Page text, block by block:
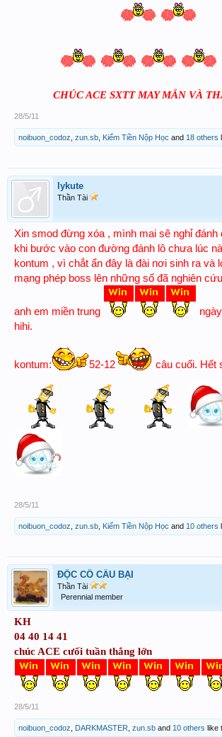
CHÚC ACE SXTT MAY MẮN VÀ
28/5/11
noibuon_codoz zun.sb Kiếm Tiền Nộp Học and 18 others
lykute
Thần Tài
Xin smod đừng xóa , mình mai sẽ nghỉ
khi bước vào con đường đánh lô chưa lúc
kontum , vì chắt ẩn đây là đài nơi sinh ra và
mạng phép boss lên những số đã nghiên
anh em miền trung
hihi.
kontum: 52-12 câu cuối. Hết
28/5/11
noibuon_codoz zun.sb Kiếm Tiền Nộp Học and 10 others
ĐỘC CÔ CẦU BẠI
Thần Tài
Perennial member
KH
04 40 14 41
chúc ACE cưối tuần thắng lớn
28/5/11
noibuon_codoz DARKMASTER zun.sb and 10 others like